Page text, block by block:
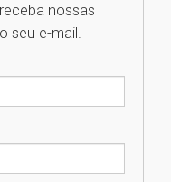
Mackenzie
edição da Feira
em
nossas
seu e-mail.